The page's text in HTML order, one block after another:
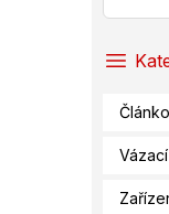
Přeskočit